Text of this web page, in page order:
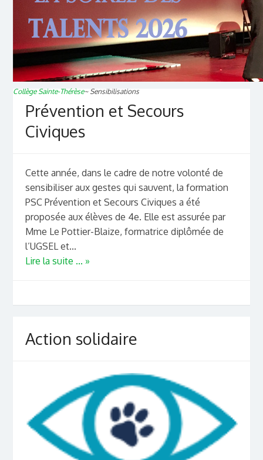
Collège Sainte-Thérèse~ Sensibilisations
Prévention et Secours
Civiques
Cette année, dans le cadre de notre volonté de
sensibiliser aux gestes qui sauvent, la formation
PSC Prévention et Secours Civiques a été
proposée aux élèves de 4e. Elle est assurée par
Mme Le Pottier-Blaize, formatrice diplômée de
l’UGSEL et...
Lire la suite ... »
Action solidaire